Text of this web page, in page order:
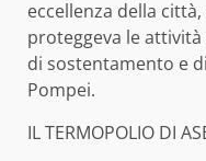
eccellenza della
proteggeva le
di sostentamento e
Pompei.
IL TERMOPOLIO DI